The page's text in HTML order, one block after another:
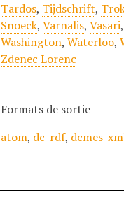
Tardos, Tijdschrift,
Snoeck,Varnalis,Vasari
Washington,Waterloo,
Zdenec Lorenc
Formats de sortie
atom, dc-rdf, dcmes-